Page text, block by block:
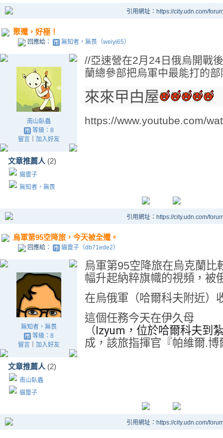
引用網址：https://city.udn.com/
聚殲，好極！
回應給： 無知者，無畏（weiyi65）
南山臥蟲
等級：8
留言｜ 加入好友
文章推薦人 (2)
貓靈子
無知者，無畏
//亞速營在2月24日俄烏開戰
蘭總參部把烏軍中最能打的
來來曱甴屋
https://www.youtube.com/
引用網址：https://city.udn.com/
烏軍第95空降旅，今天被全殲。
回應給： 貓靈子（db71ede2）
無知者，無畏
等級：8
留言｜ 加入好友
文章推薦人 (2)
南山臥蟲
貓靈子
烏軍第95空降旅在烏克蘭比
幅升起納粹旗幟的視頻，被
在烏俄軍（哈爾科夫附近）
這個任務今天在伊久母
（Izyum，位於哈爾科夫到
成，該旅指揮官『帕維爾.
引用網址：https://city.udn.com/